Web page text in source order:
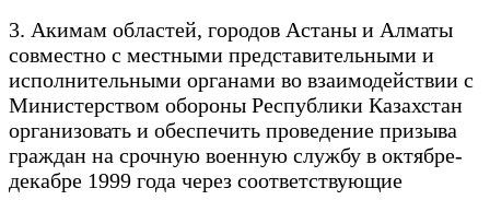
3. Акимам областей, городов Астаны и Алматы
совместно с местными представительными и
исполнительными органами во взаимодействии с
Министерством обороны Республики Казахстан
организовать и обеспечить проведение призыва
граждан на срочную военную службу в октябре-
декабре 1999 года через соответствующие